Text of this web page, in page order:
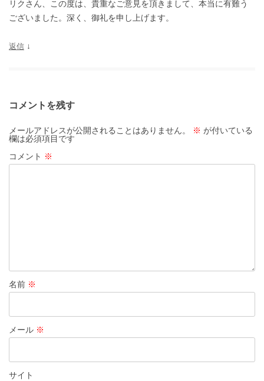
リクさん、この度は、貴重なご意見を頂きまして、本当に有難う
ございました。深く、御礼を申し上げます。
返信 ↓
コメントを残す
メールアドレスが公開されることはありません。 ※ が付いている
欄は必須項目です
コメント ※
名前 ※
メール ※
サイト